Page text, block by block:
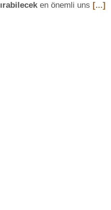
en önemli uns [...]